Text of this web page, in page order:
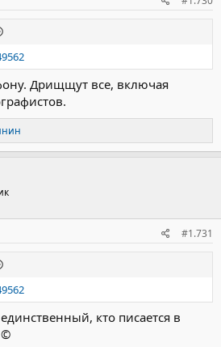
Дрищщут все, включая
#1.731
кто писается в
©